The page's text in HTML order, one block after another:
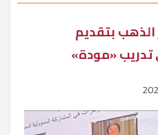
بتقديم
«مودة»